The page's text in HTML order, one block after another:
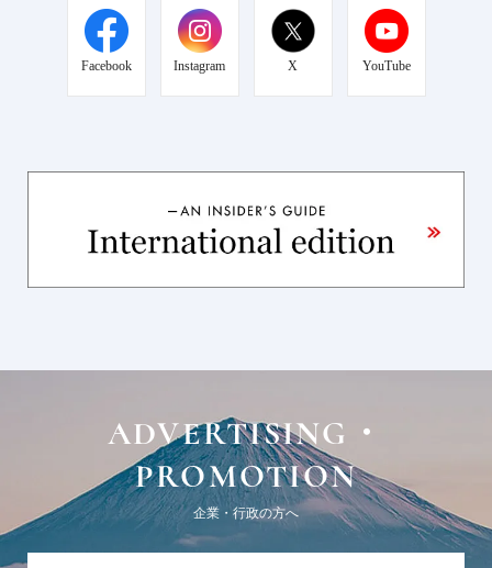
Facebook Instagram X YouTube
ADVERTISING・
PROMOTION
企業・行政の方へ